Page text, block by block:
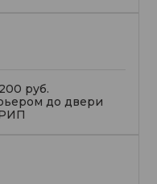
руб.
до двери